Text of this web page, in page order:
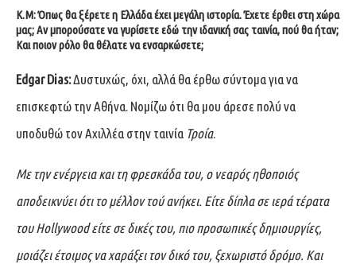
Κ.Μ:Όπως θα ξέρετε η Ελλάδα έχει μεγάλη ιστορία. Έχετε έρθει στη χώρα
μας; Αν μπορούσατε να γυρίσετε εδώ την ιδανική σας ταινία, πού θα ήταν;
Και ποιον ρόλο θα θέλατε να ενσαρκώσετε;
Edgar Dias:Δυστυχώς, όχι, αλλά θα έρθω σύντομα για να
επισκεφτώ την Αθήνα. Νομίζω ότι θα μου άρεσε πολύ να
υποδυθώ τον Αχιλλέα στην ταινία Τροία.
Με την ενέργεια και τη φρεσκάδα του, ο νεαρός ηθοποιός
αποδεικνύει ότι το μέλλον τού ανήκει. Είτε δίπλα σε ιερά τέρατα
του Hollywood είτε σε δικές του, πιο προσωπικές δημιουργίες,
μοιάζει έτοιμος να χαράξει τον δικό του, ξεχωριστό δρόμο. Και